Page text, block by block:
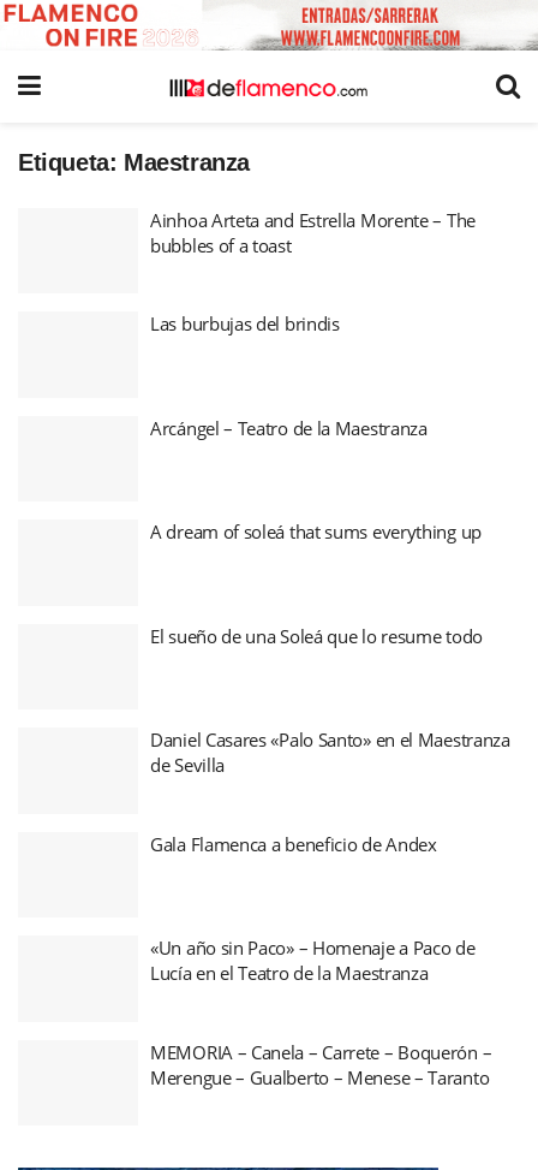
Etiqueta: Maestranza
Ainhoa Arteta and Estrella Morente – The
bubbles of a toast
Las burbujas del brindis
Arcángel – Teatro de la Maestranza
A dream of soleá that sums everything up
El sueño de una Soleá que lo resume todo
Daniel Casares «Palo Santo» en el Maestranza
de Sevilla
Gala Flamenca a beneficio de Andex
«Un año sin Paco» – Homenaje a Paco de
Lucía en el Teatro de la Maestranza
MEMORIA – Canela – Carrete – Boquerón –
Merengue – Gualberto – Menese – Taranto